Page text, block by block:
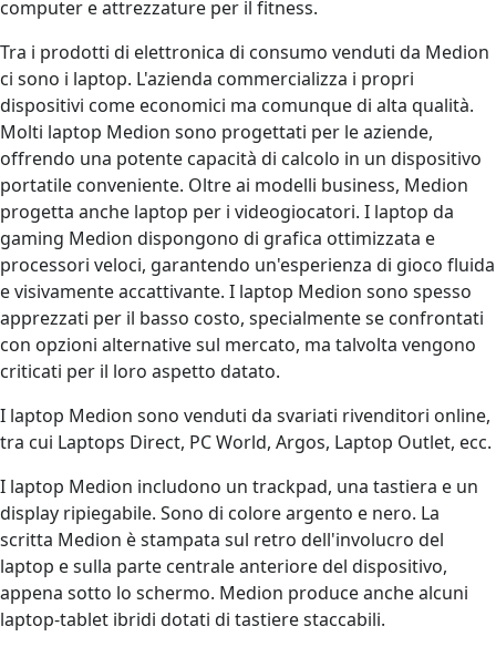
computer e attrezzature per il fitness.
Tra i prodotti di elettronica di consumo venduti da Medion
ci sono i laptop. L'azienda commercializza i propri
dispositivi come economici ma comunque di alta qualità.
Molti laptop Medion sono progettati per le aziende,
offrendo una potente capacità di calcolo in un dispositivo
portatile conveniente. Oltre ai modelli business, Medion
progetta anche laptop per i videogiocatori. I laptop da
gaming Medion dispongono di grafica ottimizzata e
processori veloci, garantendo un'esperienza di gioco fluida
e visivamente accattivante. I laptop Medion sono spesso
apprezzati per il basso costo, specialmente se confrontati
con opzioni alternative sul mercato, ma talvolta vengono
criticati per il loro aspetto datato.
I laptop Medion sono venduti da svariati rivenditori online,
tra cui Laptops Direct, PC World, Argos, Laptop Outlet, ecc.
I laptop Medion includono un trackpad, una tastiera e un
display ripiegabile. Sono di colore argento e nero. La
scritta Medion è stampata sul retro dell'involucro del
laptop e sulla parte centrale anteriore del dispositivo,
appena sotto lo schermo. Medion produce anche alcuni
laptop-tablet ibridi dotati di tastiere staccabili.